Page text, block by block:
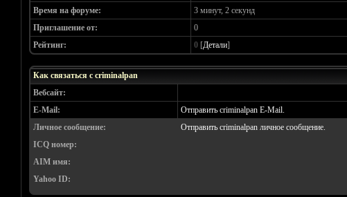
Время на форуме:
3 минут, 2 секунд
Приглашение от:
0
Рейтинг:
0 [Детали]
Как связаться с criminalpan
Вебсайт:
E-Mail:
Отправить criminalpan E-Mail.
Личное сообщение:
Отправить criminalpan личное сообщение.
ICQ номер:
AIM имя:
Yahoo ID: